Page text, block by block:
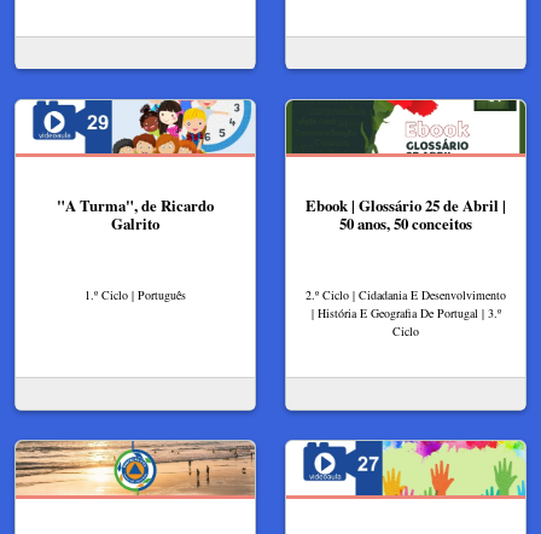
"A Turma", de Ricardo
Galrito
1.º Ciclo | Português
Ebook | Glossário 25 de Abril |
50 anos, 50 conceitos
2.º Ciclo | Cidadania E Desenvolvimento
| História E Geografia De Portugal | 3.º
Ciclo